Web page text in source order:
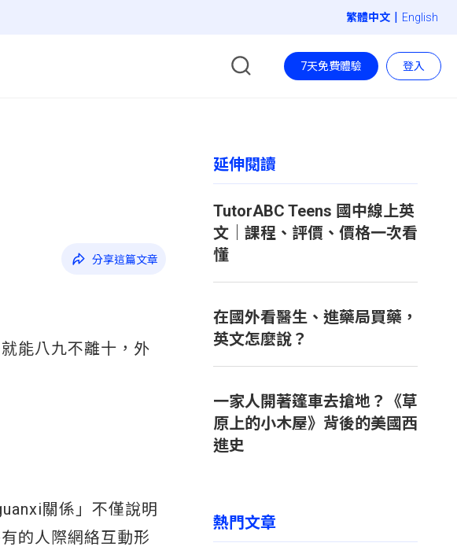
| English
7天免費體驗 登入
分享這篇文章
能八九不離十，外
關係」不僅說明
的人際網絡互動形
延伸閱讀
TutorABC Teens 國中線上英
文｜課程、評價、價格一次看
懂
在國外看醫生、進藥局買藥，
英文怎麼說？
一家人開著篷車去搶地？《草
原上的小木屋》背後的美國西
進史
熱門文章